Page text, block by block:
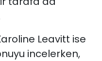
Leavitt ise
incelerken,